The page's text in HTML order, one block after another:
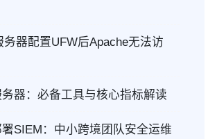
务器配置UFW后Apache无法访
务器：必备工具与核心指标解读
SIEM：中小跨境团队安全运维